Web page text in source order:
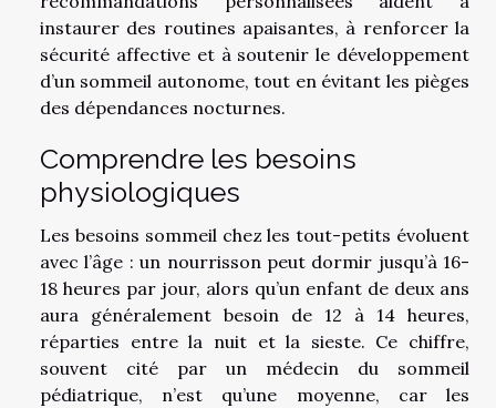
instaurer des routines apaisantes, à renforcer la
sécurité affective et à soutenir le développement
d’un sommeil autonome, tout en évitant les pièges
des dépendances nocturnes.
Comprendre les besoins
physiologiques
Les besoins sommeil chez les tout-petits évoluent
avec l’âge : un nourrisson peut dormir jusqu’à 16-
18 heures par jour, alors qu’un enfant de deux ans
aura généralement besoin de 12 à 14 heures,
réparties entre la nuit et la sieste. Ce chiffre,
souvent cité par un médecin du sommeil
pédiatrique, n’est qu’une moyenne, car les